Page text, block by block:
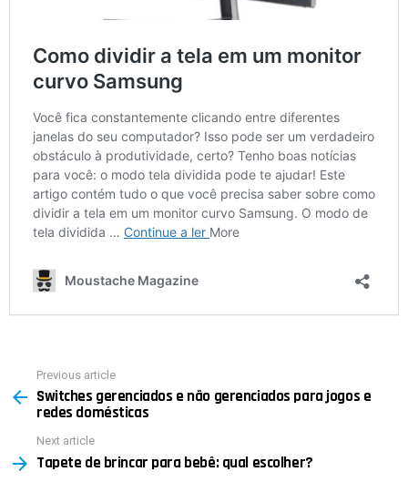
more
Previous article
Switches gerenciados e não gerenciados para jogos e
redes domésticas
Next article
Tapete de brincar para bebê: qual escolher?